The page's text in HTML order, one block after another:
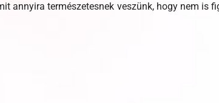
annyira természetesnek veszünk, hogy nem is